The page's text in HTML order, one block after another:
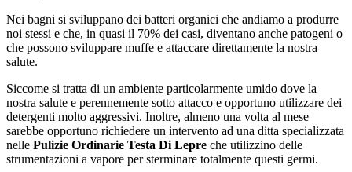
Nei bagni si sviluppano dei batteri organici che andiamo a produrre
noi stessi e che, in quasi il 70% dei casi, diventano anche patogeni o
che possono sviluppare muffe e attaccare direttamente la nostra
salute.
Siccome si tratta di un ambiente particolarmente umido dove la
nostra salute e perennemente sotto attacco e opportuno utilizzare dei
detergenti molto aggressivi. Inoltre, almeno una volta al mese
sarebbe opportuno richiedere un intervento ad una ditta specializzata
nelle Pulizie Ordinarie Testa Di Lepre che utilizzino delle
strumentazioni a vapore per sterminare totalmente questi germi.